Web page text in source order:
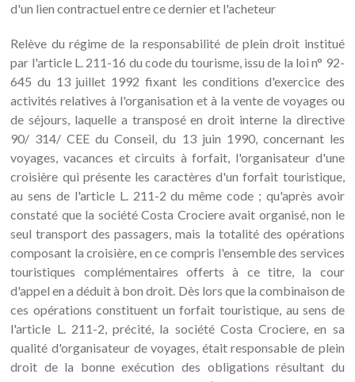
d'un lien contractuel entre ce dernier et l'acheteur
Relève du régime de la responsabilité de plein droit institué
par l'article L. 211-16 du code du tourisme, issu de la loi n° 92-
645 du 13 juillet 1992 fixant les conditions d'exercice des
activités relatives à l'organisation et à la vente de voyages ou
de séjours, laquelle a transposé en droit interne la directive
90/ 314/ CEE du Conseil, du 13 juin 1990, concernant les
voyages, vacances et circuits à forfait, l'organisateur d'une
croisière qui présente les caractères d'un forfait touristique,
au sens de l'article L. 211-2 du même code ; qu'après avoir
constaté que la société Costa Crociere avait organisé, non le
seul transport des passagers, mais la totalité des opérations
composant la croisière, en ce compris l'ensemble des services
touristiques complémentaires offerts à ce titre, la cour
d'appel en a déduit à bon droit. Dès lors que la combinaison de
ces opérations constituent un forfait touristique, au sens de
l'article L. 211-2, précité, la société Costa Crociere, en sa
qualité d'organisateur de voyages, était responsable de plein
droit de la bonne exécution des obligations résultant du